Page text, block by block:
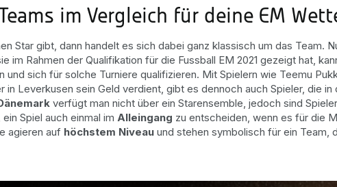
im Vergleich für deine EM
Star gibt, dann handelt es sich dabei ganz klassisch um das Team.
im Rahmen der Qualifikation für die Fussball EM 2021 gezeigt hat,
und sich für solche Turniere qualifizieren. Mit Spielern wie Teemu
Leverkusen sein Geld verdient, gibt es dennoch auch Spieler, die in
verfügt man nicht über ein Starensemble, jedoch sind
Spiel auch einmal im Alleingang zu entscheiden, wenn es für die
agieren auf höchstem Niveau und stehen symbolisch für ein Team,